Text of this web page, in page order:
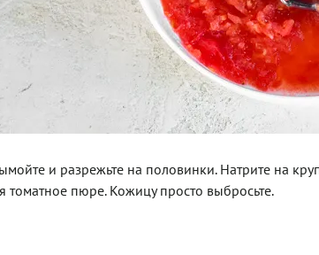
и разрежьте на половинки. Натрите на
томатное пюре. Кожицу просто выбросьте.